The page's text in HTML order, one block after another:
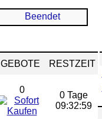
Beendet
GEBOTE RESTZEIT
0
0 Tage
09:32:59